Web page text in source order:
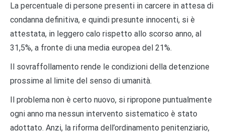
La percentuale di persone presenti in carcere in attesa di
condanna definitiva, e quindi presunte innocenti, si è
attestata, in leggero calo rispetto allo scorso anno, al
31,5%, a fronte di una media europea del 21%.
Il sovraffollamento rende le condizioni della detenzione
prossime al limite del senso di umanità.
Il problema non è certo nuovo, si ripropone puntualmente
ogni anno ma nessun intervento sistematico è stato
adottato. Anzi, la riforma dell’ordinamento penitenziario,